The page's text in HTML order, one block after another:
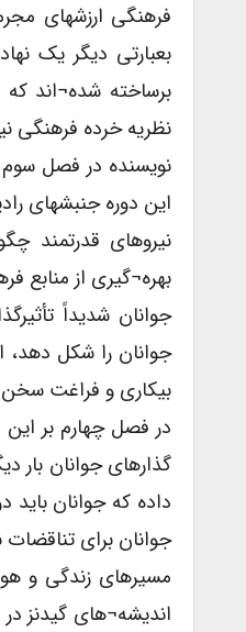
فرهنگی ارزشهای
بعبارتی دیگر یک
برساخته شده¬اند
نظریه خرده فرهنگی
این دوره جنبشهای
نیروهای قدرتمند
بهره¬گیری از منابع
جوانان شدیداً
جوانان را شکل دهد،
بیکاری و فراغت سخن
در فصل چهارم بر این
گذارهای جوانان بار
داده که جوانان
جوانان برای
مسیرهای زندگی و
اندیشه¬های گیدنز